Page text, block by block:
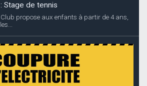
Stage de tennis
propose aux enfants à partir de 4 ans,